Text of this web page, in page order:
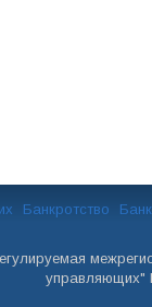
Банкротство
управляющих"